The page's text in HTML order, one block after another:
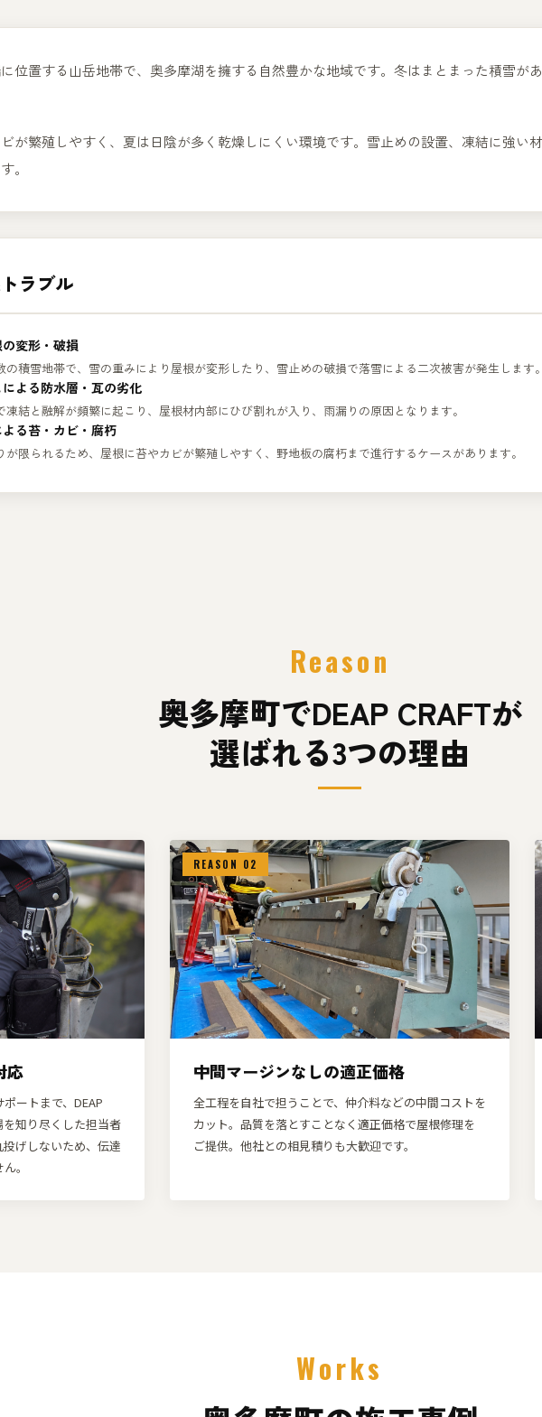
位置する山岳地帯で、奥多摩湖を擁する自然豊かな地域です。冬はまとまった積雪が
が繁殖しやすく、夏は日陰が多く乾燥しにくい環境です。雪止めの設置、凍結に強い
。
ラブル
変形・破損
の積雪地帯で、雪の重みにより屋根が変形したり、雪止めの破損で落雪による二次被害が発生します
よる防水層・瓦の劣化
結と融解が頻繁に起こり、屋根材内部にひび割れが入り、雨漏りの原因となります。
る苔・カビ・腐朽
が限られるため、屋根に苔やカビが繁殖しやすく、野地板の腐朽まで進行するケースがあります。
Reason
奥多摩町でDEAP CRAFTが
選ばれる3つの理由
応
ートまで、DEAP
を知り尽くした担当者
げしないため、伝達
。
REASON 02
中間マージンなしの適正価格
全工程を自社で担うことで、仲介料などの中間コストを
カット。品質を落とすことなく適正価格で屋根修理を
ご提供。他社との相見積りも大歓迎です。
Works